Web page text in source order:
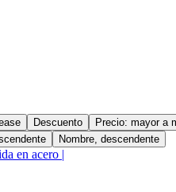
Descuento
Precio: mayor a
Nombre, descendente